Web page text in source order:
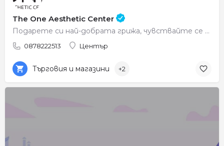
The One Aesthetic Center
Подарете си най-добрата грижа, чувствайте се красиви всеки ден.
0878222513 Център
Търговия и магазини +2